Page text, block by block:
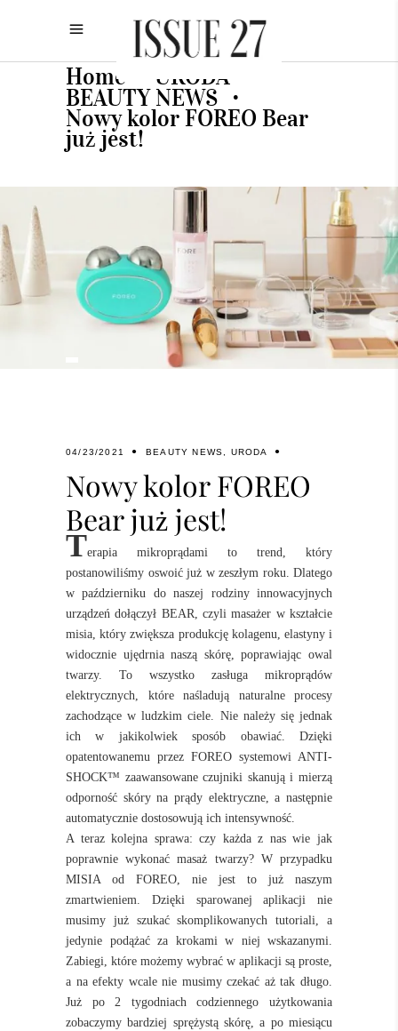
Home URODA
BEAUTY NEWS •
Nowy kolor FOREO Bear
już jest!
04/23/2021 BEAUTY NEWS, URODA
Nowy kolor FOREO
Bear już jest!
Terapia mikroprądami to trend, który
postanowiliśmy oswoić już w zeszłym roku. Dlatego
w październiku do naszej rodziny innowacyjnych
urządzeń dołączył BEAR, czyli masażer w kształcie
misia, który zwiększa produkcję kolagenu, elastyny i
widocznie ujędrnia naszą skórę, poprawiając owal
twarzy. To wszystko zasługa mikroprądów
elektrycznych, które naśladują naturalne procesy
zachodzące w ludzkim ciele. Nie należy się jednak
ich w jakikolwiek sposób obawiać. Dzięki
opatentowanemu przez FOREO systemowi ANTI-
SHOCK™ zaawansowane czujniki skanują i mierzą
odporność skóry na prądy elektryczne, a następnie
automatycznie dostosowują ich intensywność.
A teraz kolejna sprawa: czy każda z nas wie jak
poprawnie wykonać masaż twarzy? W przypadku
MISIA od FOREO, nie jest to już naszym
zmartwieniem. Dzięki sparowanej aplikacji nie
musimy już szukać skomplikowanych tutoriali, a
jedynie podążać za krokami w niej wskazanymi.
Zabiegi, które możemy wybrać w aplikacji są proste,
a na efekty wcale nie musimy czekać aż tak długo.
Już po 2 tygodniach codziennego użytkowania
zobaczymy bardziej sprężystą skórę, a po miesiącu